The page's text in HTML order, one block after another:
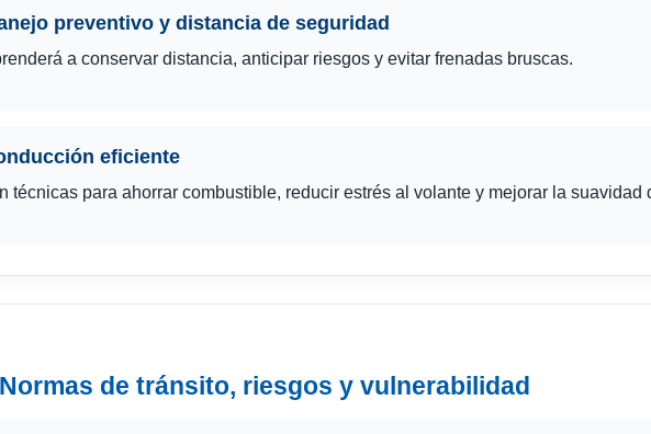
preventivo y distancia de seguridad
a conservar distancia, anticipar riesgos y evitar frenadas bruscas.
eficiente
técnicas para ahorrar combustible, reducir estrés al volante y mejorar la suavidad
de tránsito, riesgos y vulnerabilidad